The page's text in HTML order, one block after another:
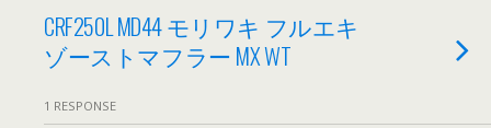
CRF250L MD44 モリワキ フルエキ
ゾーストマフラー MX WT
1 RESPONSE